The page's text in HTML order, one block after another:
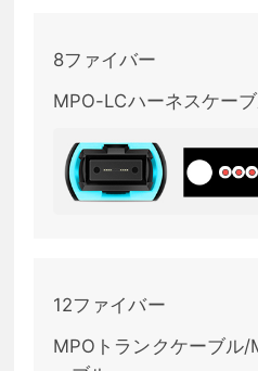
8ファイバー
MPO-LCハーネスケー
12ファイバー
MPOトランクケーブル/